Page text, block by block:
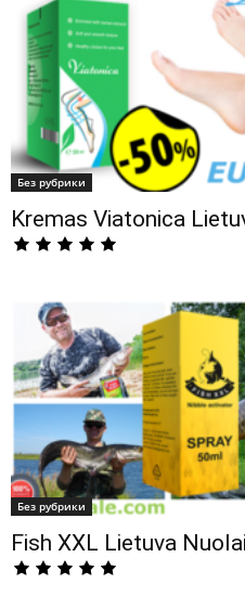
Без рубрики
Kremas Viatonica
Без рубрики
Fish XXL Lietuva